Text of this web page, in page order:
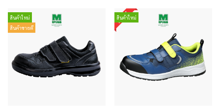
สินค้าใหม่
สินค้าขายดี
สินค้าใหม่